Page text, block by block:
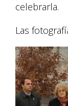
celebrarla.
Las